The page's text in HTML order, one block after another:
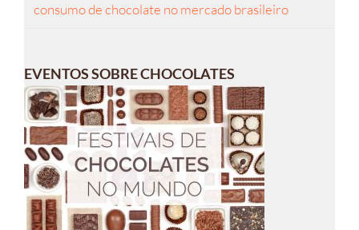
consumo de chocolate no mercado brasileiro
EVENTOS SOBRE CHOCOLATES